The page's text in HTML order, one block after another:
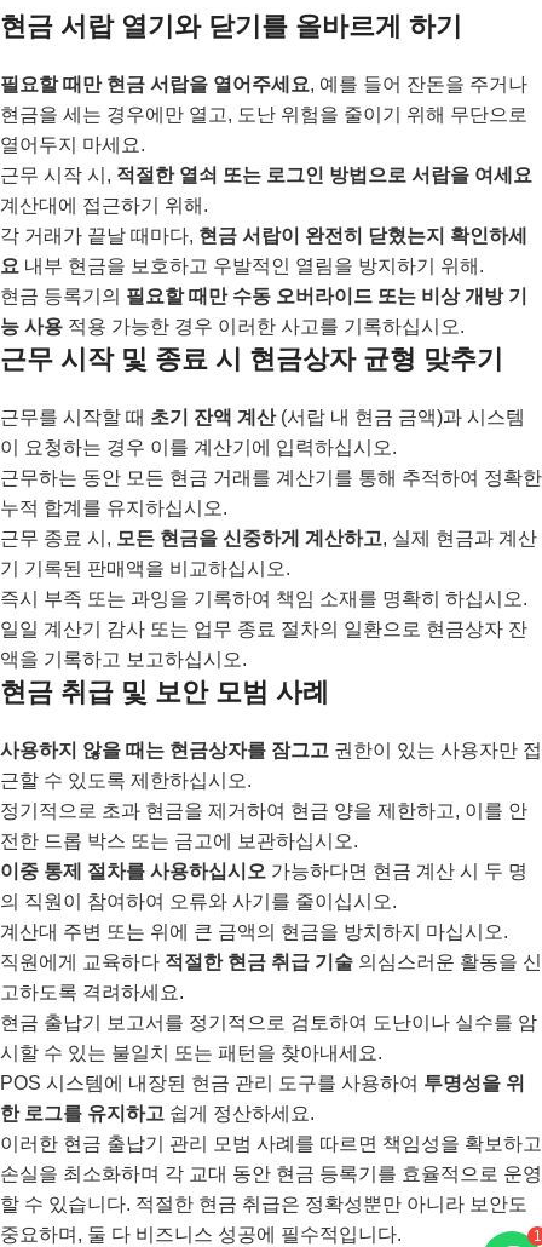
현금 서랍 열기와 닫기를 올바르게 하기
필요할 때만 현금 서랍을 열어주세요, 예를 들어 잔돈을 주거나
현금을 세는 경우에만 열고, 도난 위험을 줄이기 위해 무단으로
열어두지 마세요.
근무 시작 시, 적절한 열쇠 또는 로그인 방법으로 서랍을 여세요
계산대에 접근하기 위해.
각 거래가 끝날 때마다, 현금 서랍이 완전히 닫혔는지 확인하세
요 내부 현금을 보호하고 우발적인 열림을 방지하기 위해.
현금 등록기의 필요할 때만 수동 오버라이드 또는 비상 개방 기
능 사용 적용 가능한 경우 이러한 사고를 기록하십시오.
근무 시작 및 종료 시 현금상자 균형 맞추기
근무를 시작할 때 초기 잔액 계산(서랍 내 현금 금액)과 시스템
이 요청하는 경우 이를 계산기에 입력하십시오.
근무하는 동안 모든 현금 거래를 계산기를 통해 추적하여 정확한
누적 합계를 유지하십시오.
근무 종료 시, 모든 현금을 신중하게 계산하고, 실제 현금과 계산
기 기록된 판매액을 비교하십시오.
즉시 부족 또는 과잉을 기록하여 책임 소재를 명확히 하십시오.
일일 계산기 감사 또는 업무 종료 절차의 일환으로 현금상자 잔
액을 기록하고 보고하십시오.
현금 취급 및 보안 모범 사례
사용하지 않을 때는 현금상자를 잠그고 권한이 있는 사용자만 접
근할 수 있도록 제한하십시오.
정기적으로 초과 현금을 제거하여 현금 양을 제한하고, 이를 안
전한 드롭 박스 또는 금고에 보관하십시오.
이중 통제 절차를 사용하십시오 가능하다면 현금 계산 시 두 명
의 직원이 참여하여 오류와 사기를 줄이십시오.
계산대 주변 또는 위에 큰 금액의 현금을 방치하지 마십시오.
직원에게 교육하다 적절한 현금 취급 기술 의심스러운 활동을 신
고하도록 격려하세요.
현금 출납기 보고서를 정기적으로 검토하여 도난이나 실수를 암
시할 수 있는 불일치 또는 패턴을 찾아내세요.
POS 시스템에 내장된 현금 관리 도구를 사용하여 투명성을 위
한 로그를 유지하고 쉽게 정산하세요.
이러한 현금 출납기 관리 모범 사례를 따르면 책임성을 확보하고
손실을 최소화하며 각 교대 동안 현금 등록기를 효율적으로 운영
할 수 있습니다. 적절한 현금 취급은 정확성뿐만 아니라 보안도
중요하며, 둘 다 비즈니스 성공에 필수적입니다.